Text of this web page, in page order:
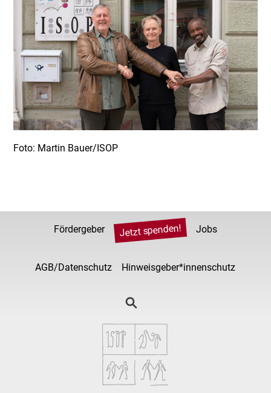
Foto: Martin Bauer/ISOP
Fördergeber Jetzt spenden! Jobs
AGB/Datenschutz Hinweisgeber*innenschutz